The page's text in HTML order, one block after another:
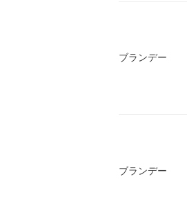
ブランデー
ブランデー